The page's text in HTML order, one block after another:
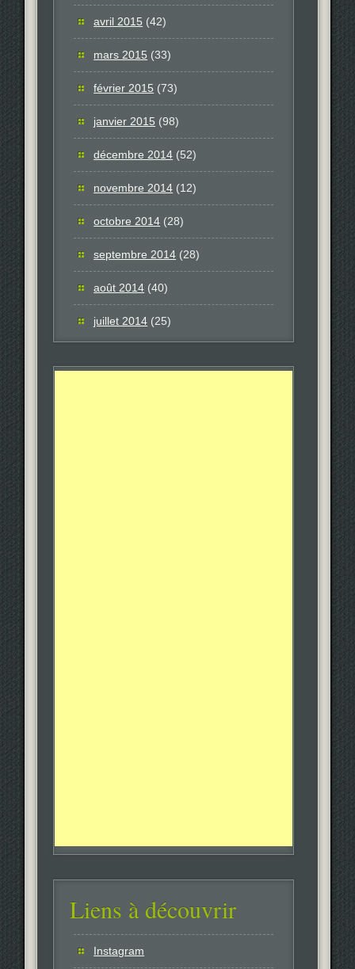
avril 2015 (42)
mars 2015 (33)
février 2015 (73)
janvier 2015 (98)
décembre 2014 (52)
novembre 2014 (12)
octobre 2014 (28)
septembre 2014 (28)
août 2014 (40)
juillet 2014 (25)
Liens à découvrir
Instagram